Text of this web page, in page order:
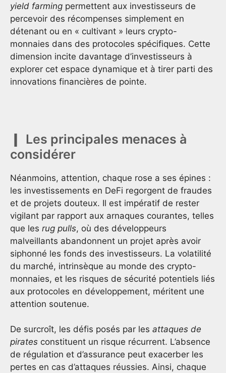
yield farming permettent aux investisseurs de
percevoir des récompenses simplement en
détenant ou en « cultivant » leurs crypto-
monnaies dans des protocoles spécifiques. Cette
dimension incite davantage d’investisseurs à
explorer cet espace dynamique et à tirer parti des
innovations financières de pointe.
Les principales menaces à
considérer
Néanmoins, attention, chaque rose a ses épines :
les investissements en DeFi regorgent de fraudes
et de projets douteux. Il est impératif de rester
vigilant par rapport aux arnaques courantes, telles
que les rug pulls, où des développeurs
malveillants abandonnent un projet après avoir
siphonné les fonds des investisseurs. La volatilité
du marché, intrinsèque au monde des crypto-
monnaies, et les risques de sécurité potentiels liés
aux protocoles en développement, méritent une
attention soutenue.
De surcroît, les défis posés par les attaques de
pirates constituent un risque récurrent. L’absence
de régulation et d’assurance peut exacerber les
pertes en cas d’attaques réussies. Ainsi, chaque